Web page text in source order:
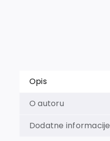
Opis
O autoru
Dodatne informacije